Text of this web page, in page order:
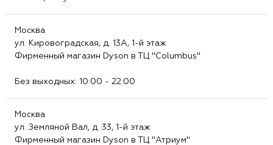
Москва
ул. Кировоградская, д. 13А, 1-й этаж
Фирменный магазин Dyson в ТЦ "Columbus"
Без выходных: 10:00 - 22:00
Москва
ул. Земляной Вал, д. 33, 1-й этаж
Фирменный магазин Dyson в ТЦ "Атриум"